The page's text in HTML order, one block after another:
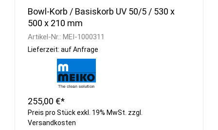
Bowl-Korb / Basiskorb UV 50/5 / 530 x
500 x 210 mm
Artikel-Nr.: MEI-1000311
Lieferzeit: auf Anfrage
255,00 €*
Preis pro Stück exkl. 19% MwSt. zzgl.
Versandkosten